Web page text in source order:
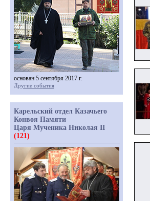
основан 5 сентября 2017 г.
Другие события
Карельский отдел Казачьего
Конвоя Памяти
Царя Мученика Николая II
(121)